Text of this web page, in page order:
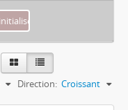
Direction: Croissant